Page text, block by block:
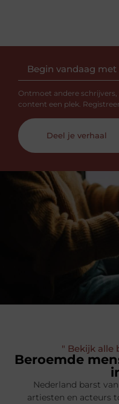
Begin vandaag
Ontmoet andere
content een plek.
Deel je verhaal
" Bekijk alle
Beroemde
Nederland barst
artiesten en acteurs